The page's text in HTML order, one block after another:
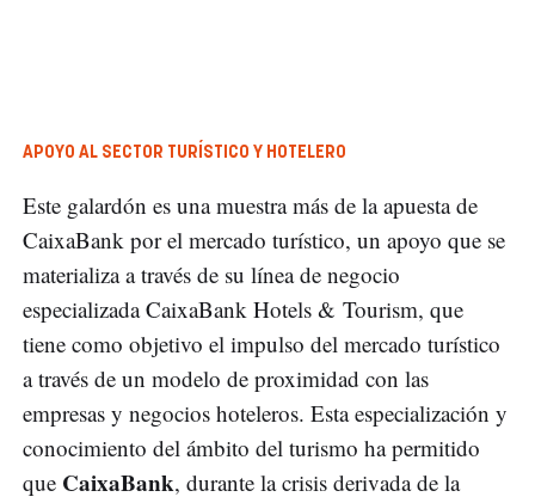
APOYO AL SECTOR TURÍSTICO Y HOTELERO
Este galardón es una muestra más de la apuesta de
CaixaBank por el mercado turístico, un apoyo que se
materializa a través de su línea de negocio
especializada CaixaBank Hotels & Tourism, que
tiene como objetivo el impulso del mercado turístico
a través de un modelo de proximidad con las
empresas y negocios hoteleros. Esta especialización y
conocimiento del ámbito del turismo ha permitido
que CaixaBank, durante la crisis derivada de la